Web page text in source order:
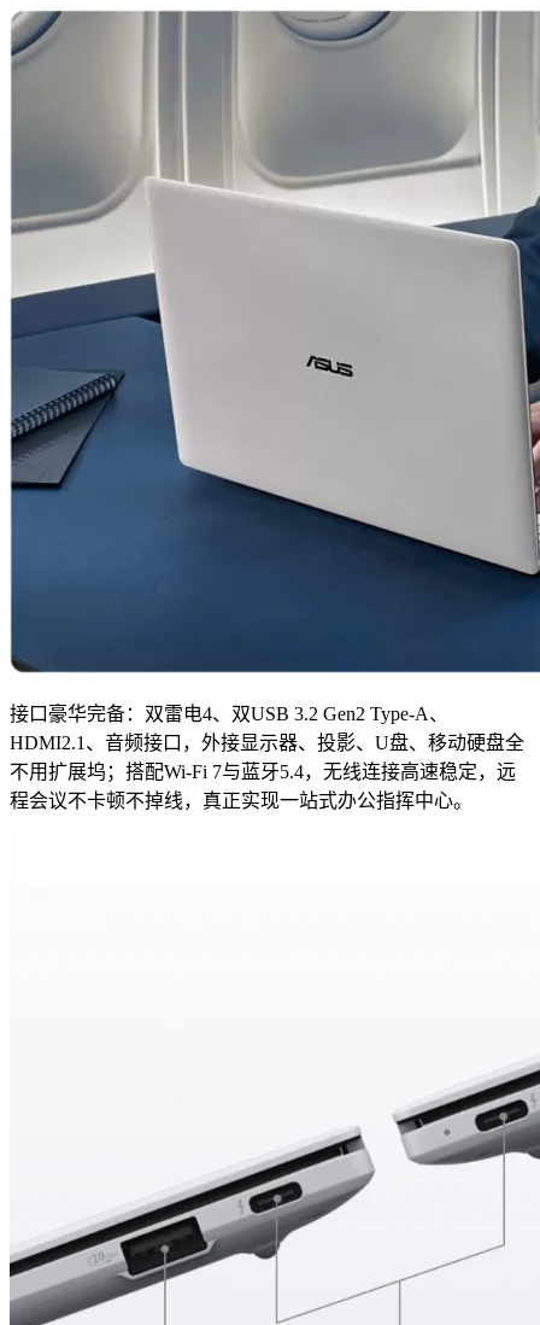
接口豪华完备：双雷电4、双USB 3.2 Gen2 Type-A、
HDMI2.1、音频接口，外接显示器、投影、U盘、移动硬盘全
不用扩展坞；搭配Wi-Fi 7与蓝牙5.4，无线连接高速稳定，远
程会议不卡顿不掉线，真正实现一站式办公指挥中心。